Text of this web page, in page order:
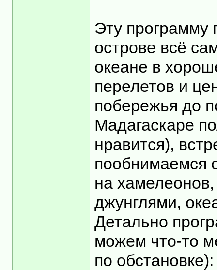
Эту программу
острове всё
океане в
перелетов и
побережья до
Мадагаскаре
нравится),
пообнимаемся
на
джунглями,
Детально
можем что-то
по обстановке):